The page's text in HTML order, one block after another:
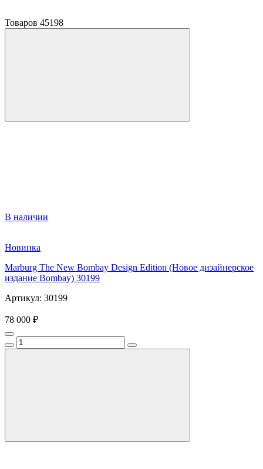
Товаров 45198
В наличии
Новинка
Marburg The New Bombay Design Edition (Новое дизайнерское
издание Bombay) 30199
Артикул: 30199
78 000 ₽